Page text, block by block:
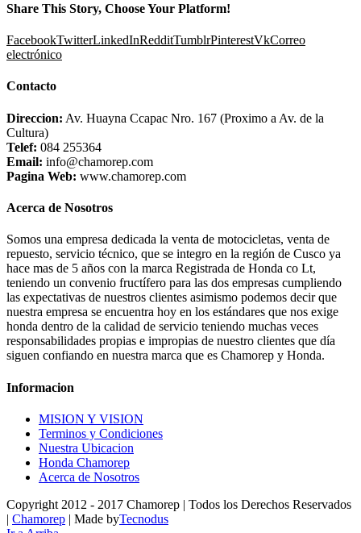
Share This Story, Choose Your Platform!
FacebookTwitterLinkedInRedditTumblrPinterestVkCorreo
electrónico
Contacto
Direccion: Av. Huayna Ccapac Nro. 167 (Proximo a Av. de la
Cultura)
Telef: 084 255364
Email: info@chamorep.com
Pagina Web: www.chamorep.com
Acerca de Nosotros
Somos una empresa dedicada la venta de motocicletas, venta de
repuesto, servicio técnico, que se integro en la región de Cusco ya
hace mas de 5 años con la marca Registrada de Honda co Lt,
teniendo un convenio fructífero para las dos empresas cumpliendo
las expectativas de nuestros clientes asimismo podemos decir que
nuestra empresa se encuentra hoy en los estándares que nos exige
honda dentro de la calidad de servicio teniendo muchas veces
responsabilidades propias e impropias de nuestro clientes que día
siguen confiando en nuestra marca que es Chamorep y Honda.
Informacion
MISION Y VISION
Terminos y Condiciones
Nuestra Ubicacion
Honda Chamorep
Acerca de Nosotros
Copyright 2012 - 2017 Chamorep | Todos los Derechos Reservados
| Chamorep | Made byTecnodus